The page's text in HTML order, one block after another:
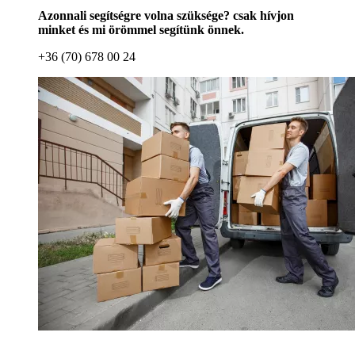
Azonnali segítségre volna szüksége? csak hívjon
minket és mi örömmel segítünk önnek.
+36 (70) 678 00 24